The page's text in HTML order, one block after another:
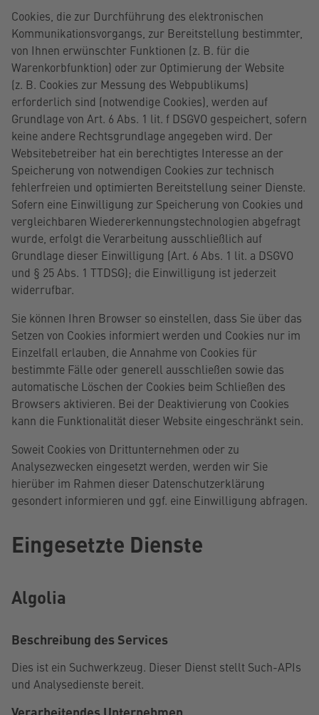
Cookies, die zur Durchführung des elektronischen
Kommunikationsvorgangs, zur Bereitstellung bestimmter,
von Ihnen erwünschter Funktionen (z. B. für die
Warenkorbfunktion) oder zur Optimierung der Website
(z. B. Cookies zur Messung des Webpublikums)
erforderlich sind (notwendige Cookies), werden auf
Grundlage von Art. 6 Abs. 1 lit. f DSGVO gespeichert, sofern
keine andere Rechtsgrundlage angegeben wird. Der
Websitebetreiber hat ein berechtigtes Interesse an der
Speicherung von notwendigen Cookies zur technisch
fehlerfreien und optimierten Bereitstellung seiner Dienste.
Sofern eine Einwilligung zur Speicherung von Cookies und
vergleichbaren Wiedererkennungstechnologien abgefragt
wurde, erfolgt die Verarbeitung ausschließlich auf
Grundlage dieser Einwilligung (Art. 6 Abs. 1 lit. a DSGVO
und § 25 Abs. 1 TTDSG); die Einwilligung ist jederzeit
widerrufbar.
Sie können Ihren Browser so einstellen, dass Sie über das
Setzen von Cookies informiert werden und Cookies nur im
Einzelfall erlauben, die Annahme von Cookies für
bestimmte Fälle oder generell ausschließen sowie das
automatische Löschen der Cookies beim Schließen des
Browsers aktivieren. Bei der Deaktivierung von Cookies
kann die Funktionalität dieser Website eingeschränkt sein.
Soweit Cookies von Drittunternehmen oder zu
Analysezwecken eingesetzt werden, werden wir Sie
hierüber im Rahmen dieser Datenschutzerklärung
gesondert informieren und ggf. eine Einwilligung abfragen.
Eingesetzte Dienste
Algolia
Beschreibung des Services
Dies ist ein Suchwerkzeug. Dieser Dienst stellt Such-APIs
und Analysedienste bereit.